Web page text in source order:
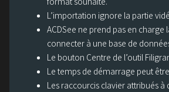
L’importation ignore la partie
ACDSee ne prend pas en charge
connecter à une base de
Le bouton Centre de l’outil
Le temps de démarrage peut
Les raccourcis clavier attribués